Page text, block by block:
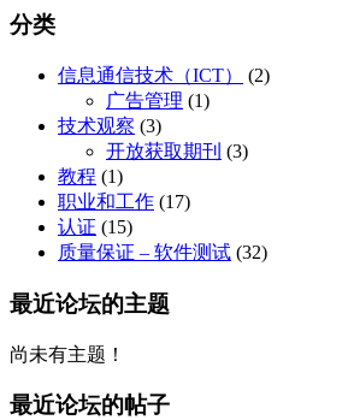
项
面
项
分类
信息通信技术（ICT）
(2)
广告管理 (1)
技术观察 (3)
开放获取期刊 (3)
教程 (1)
职业和工作 (17)
认证 (15)
质量保证 – 软件测试 (32)
最近论坛的主题
尚未有主题！
最近论坛的帖子